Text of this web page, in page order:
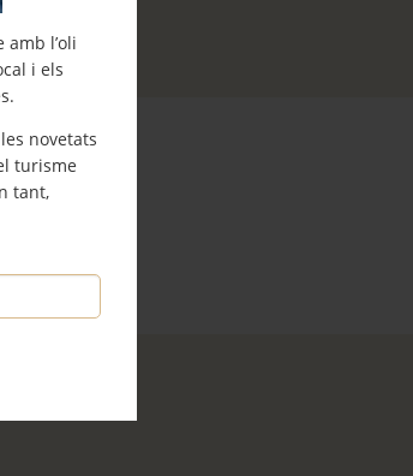
l’oli
i els
novetats
turisme
tant,